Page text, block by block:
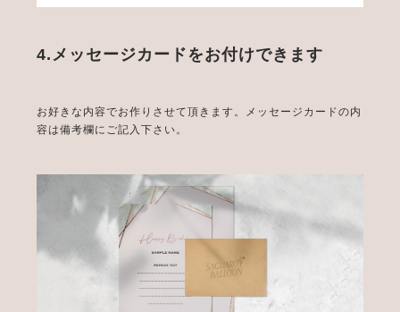
4.メッセージカードをお付けできます
お好きな内容でお作りさせて頂きます。メッセージカードの内
容は備考欄にご記入下さい。